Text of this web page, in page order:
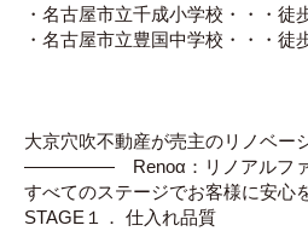
・名古屋市立千成小学校・・・徒
・名古屋市立豊国中学校・・・徒
大京穴吹不動産が売主のリノベー
――――― Renoα：リノアル
すべてのステージでお客様に安心
STAGE１． 仕入れ品質